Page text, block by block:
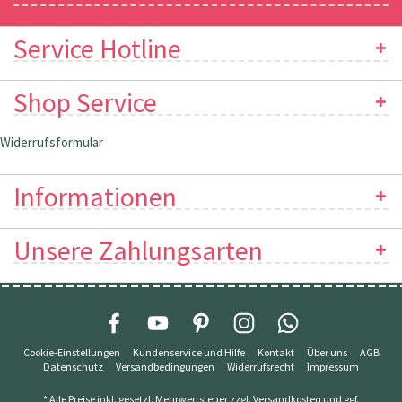
Service Hotline
Shop Service
Widerrufsformular
Informationen
Unsere Zahlungsarten
Cookie-Einstellungen Kundenservice und Hilfe Kontakt Über uns
AGB
Datenschutz
Versandbedingungen Widerrufsrecht Impressum
* Alle Preise inkl. gesetzl. Mehrwertsteuer zzgl. Versandkosten und ggf.